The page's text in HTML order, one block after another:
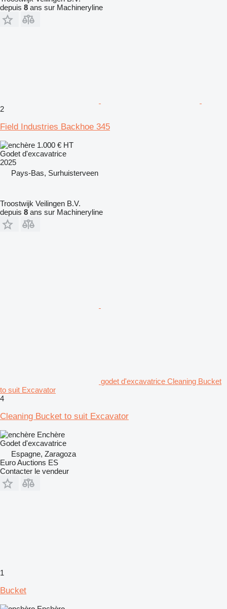
depuis 8 ans sur Machineryline
2
Field Industries Backhoe 345
1.000 € HT
Godet d'excavatrice
2025
Pays-Bas, Surhuisterveen
Troostwijk Veilingen B.V.
depuis 8 ans sur Machineryline
godet d'excavatrice Cleaning Bucket
to suit Excavator
4
Cleaning Bucket to suit Excavator
Enchère
Godet d'excavatrice
Espagne, Zaragoza
Euro Auctions ES
Contacter le vendeur
1
Bucket